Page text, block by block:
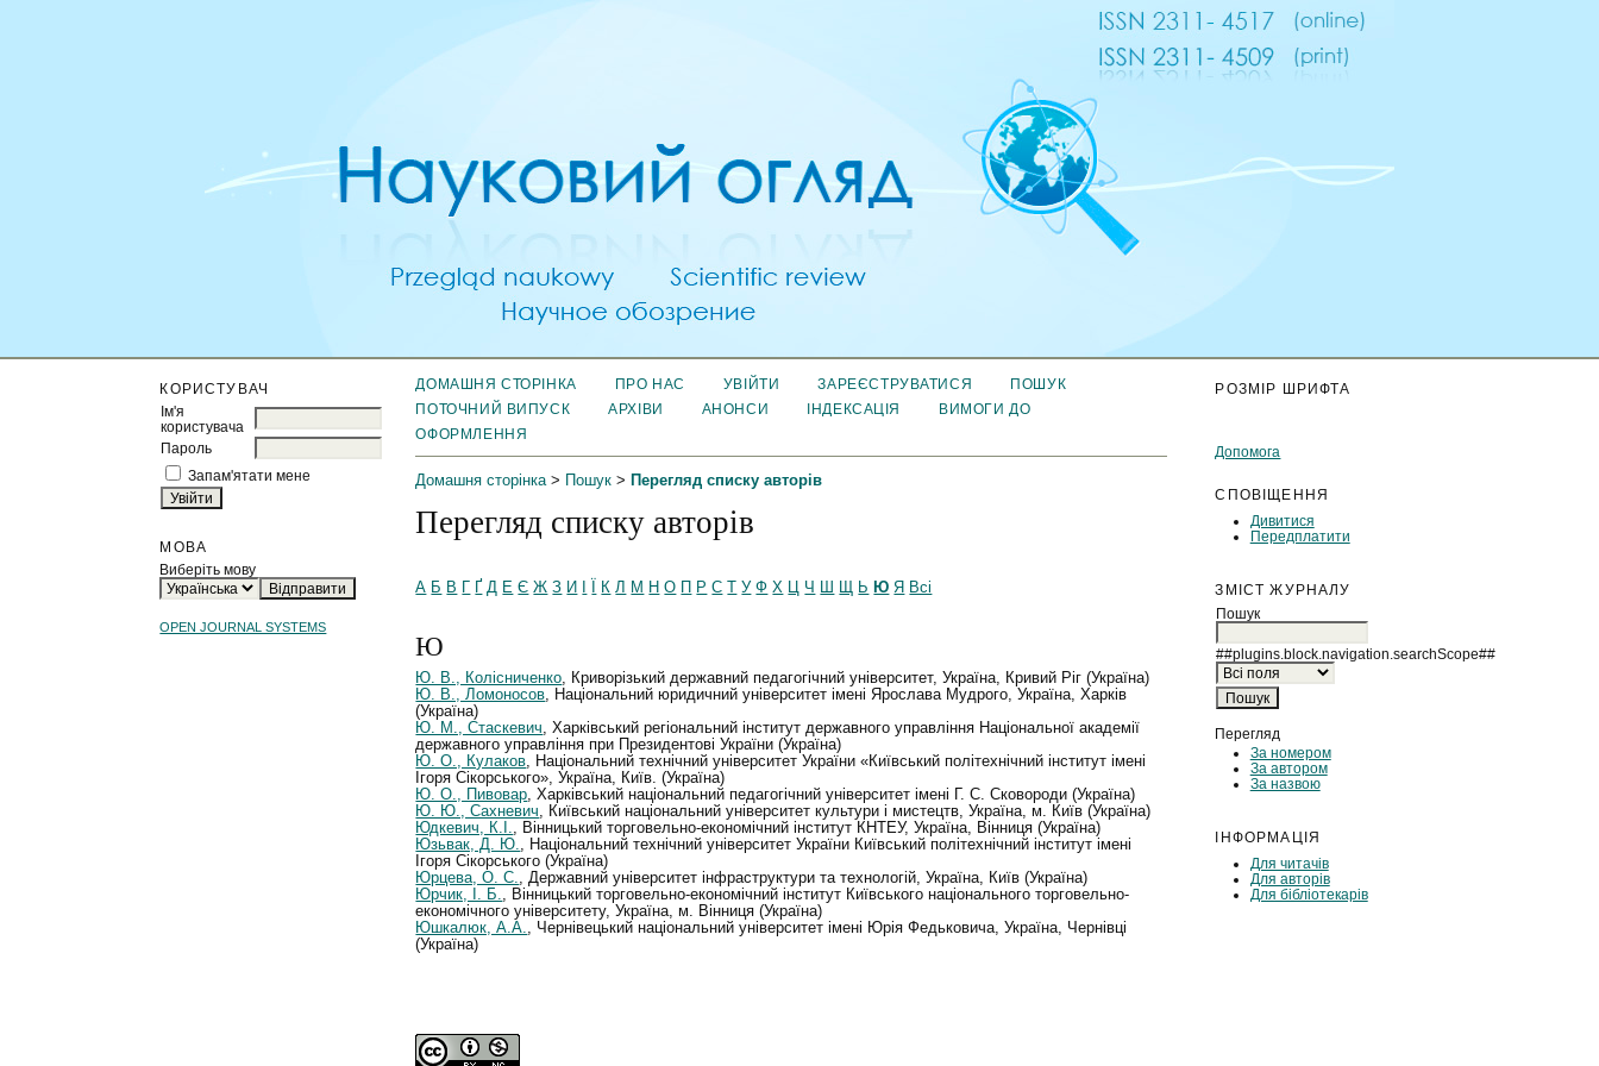
КОРИСТУВАЧ
Ім'я
користувача
Пароль
Запам'ятати мене
МОВА
Виберіть мову
OPEN JOURNAL SYSTEMS
РОЗМІР ШРИФТА
Допомога
СПОВІЩЕННЯ
Дивитися
Передплатити
ЗМІСТ ЖУРНАЛУ
Пошук
##plugins.block.navigation.searchScope##
Перегляд
За номером
За автором
За назвою
ІНФОРМАЦІЯ
Для читачів
Для авторів
Для бібліотекарів
ДОМАШНЯ СТОРІНКА ПРО НАС УВІЙТИ ЗАРЕЄСТРУВАТИСЯ
ПОШУК
ПОТОЧНИЙ ВИПУСК
АРХІВИ АНОНСИ ІНДЕКСАЦІЯ
ВИМОГИ ДО
ОФОРМЛЕННЯ
Домашня сторінка > Пошук > Перегляд списку авторів
Перегляд списку авторів
А Б В Д Е Є Ж З И К Л М Н О Р С У Ф Х Ц Ч Ш Щ Ь Ю Я Всі
Ю
Ю. В., Колісниченко , Криворізький державний педагогічний університет, Україна, Кривий Ріг (Україна)
Ю. В., Ломоносов , Національний юридичний університет імені Ярослава Мудрого, Україна, Харків
(Україна)
Ю. М., Стаскевич
, Харківський регіональний інститут державного управління Національної академії
державного управління при Президентові України (Україна)
Ю. О., Кулаков , Національний технічний університет України «Київський політехнічний інститут імені
Ігоря Сікорського», Україна, Київ. (Україна)
Ю. О., Пивовар , Харківський національний педагогічний університет імені Г. С. Сковороди (Україна)
Ю. Ю., Сахневич
, Київський національний університет культури і мистецтв, Україна, м. Київ (Україна)
Юдкевич, К.І.
, Вінницький торговельно-економічний інститут КНТЕУ, Україна, Вінниця (Україна)
Юзьвак, Д. Ю.
, Національний технічний університет України Київський політехнічний інститут імені
Ігоря Сікорського (Україна)
Юрцева, О. С.
, Державний університет інфраструктури та технологій, Україна, Київ (Україна)
Юрчик, І. Б.
, Вінницький торговельно-економічний інститут Київського національного торговельно-
економічного університету, Україна, м. Вінниця (Україна)
Юшкалюк, А.А.
, Чернівецький національний університет імені Юрія Федьковича, Україна, Чернівці
(Україна)